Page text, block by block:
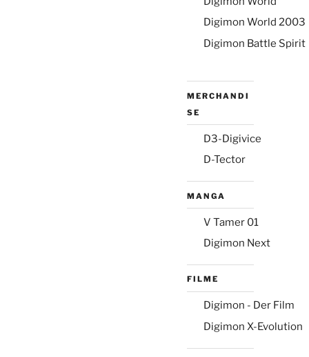
Digimon World 2003
Digimon Battle Spirit
MERCHANDI
SE
D3-Digivice
D-Tector
MANGA
V Tamer 01
Digimon Next
FILME
Digimon - Der Film
Digimon X-Evolution